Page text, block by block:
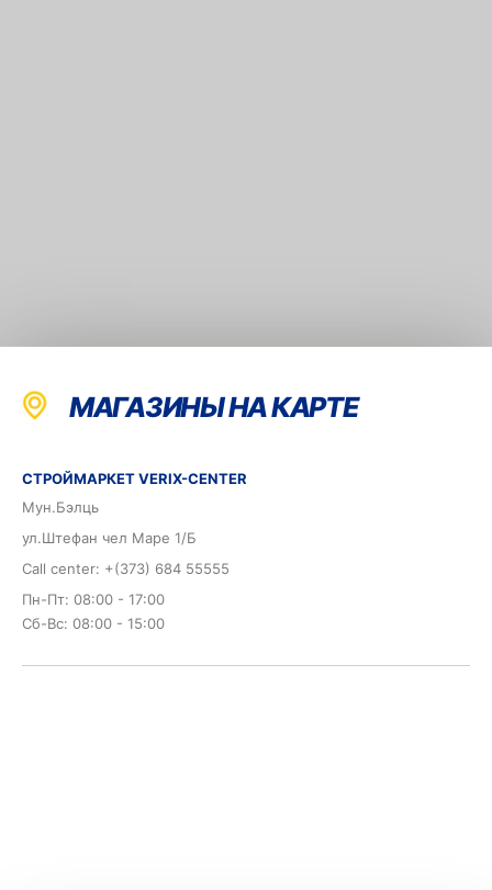
МАГАЗИНЫ НА КАРТЕ
СТРОЙМАРКЕТ VERIX-CENTER
Мун.Бэлць
ул.Штефан чел Маре 1/Б
Call center: +(373) 684 55555
Пн-Пт: 08:00 - 17:00
Сб-Вс: 08:00 - 15:00